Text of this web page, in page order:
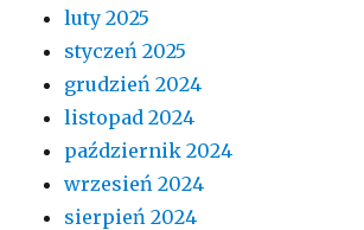
luty 2025
styczeń 2025
grudzień 2024
listopad 2024
październik 2024
wrzesień 2024
sierpień 2024